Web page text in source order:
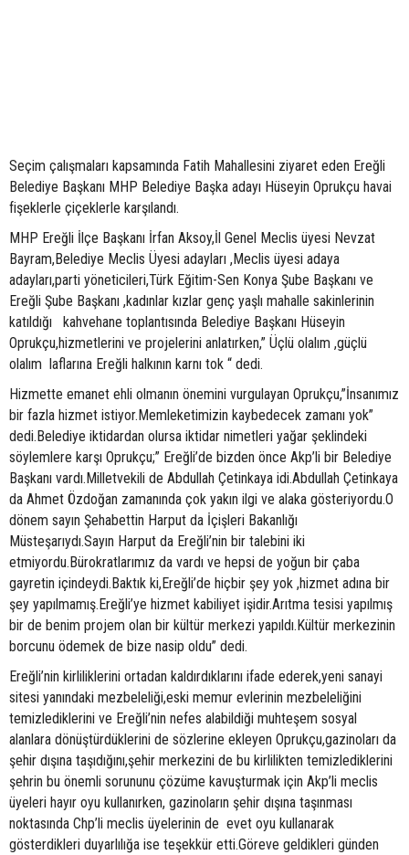
Seçim çalışmaları kapsamında Fatih Mahallesini ziyaret eden Ereğli
Belediye Başkanı MHP Belediye Başka adayı Hüseyin Oprukçu havai
fişeklerle çiçeklerle karşılandı.
MHP Ereğli İlçe Başkanı İrfan Aksoy,İl Genel Meclis üyesi Nevzat
Bayram,Belediye Meclis Üyesi adayları ,Meclis üyesi adaya
adayları,parti yöneticileri,Türk Eğitim-Sen Konya Şube Başkanı ve
Ereğli Şube Başkanı ,kadınlar kızlar genç yaşlı mahalle sakinlerinin
katıldığı kahvehane toplantısında Belediye Başkanı Hüseyin
Oprukçu,hizmetlerini ve projelerini anlatırken,” Üçlü olalım ,güçlü
olalım laflarına Ereğli halkının karnı tok “ dedi.
Hizmette emanet ehli olmanın önemini vurgulayan Oprukçu,”İnsanımız
bir fazla hizmet istiyor.Memleketimizin kaybedecek zamanı yok”
dedi.Belediye iktidardan olursa iktidar nimetleri yağar şeklindeki
söylemlere karşı Oprukçu;” Ereğli’de bizden önce Akp’li bir Belediye
Başkanı vardı.Milletvekili de Abdullah Çetinkaya idi.Abdullah Çetinkaya
da Ahmet Özdoğan zamanında çok yakın ilgi ve alaka gösteriyordu.O
dönem sayın Şehabettin Harput da İçişleri Bakanlığı
Müsteşarıydı.Sayın Harput da Ereğli’nin bir talebini iki
etmiyordu.Bürokratlarımız da vardı ve hepsi de yoğun bir çaba
gayretin içindeydi.Baktık ki,Ereğli’de hiçbir şey yok ,hizmet adına bir
şey yapılmamış.Ereğli’ye hizmet kabiliyet işidir.Arıtma tesisi yapılmış
bir de benim projem olan bir kültür merkezi yapıldı.Kültür merkezinin
borcunu ödemek de bize nasip oldu” dedi.
Ereğli’nin kirliliklerini ortadan kaldırdıklarını ifade ederek,yeni sanayi
sitesi yanındaki mezbeleliği,eski memur evlerinin mezbeleliğini
temizlediklerini ve Ereğli’nin nefes alabildiği muhteşem sosyal
alanlara dönüştürdüklerini de sözlerine ekleyen Oprukçu,gazinoları da
şehir dışına taşıdığını,şehir merkezini de bu kirlilikten temizlediklerini
şehrin bu önemli sorununu çözüme kavuşturmak için Akp’li meclis
üyeleri hayır oyu kullanırken, gazinoların şehir dışına taşınması
noktasında Chp’li meclis üyelerinin de evet oyu kullanarak
gösterdikleri duyarlılığa ise teşekkür etti.Göreve geldikleri günden